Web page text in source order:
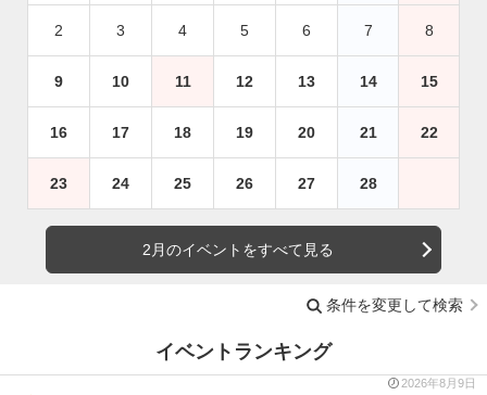
2 3 4 5 6 7 8
9 10 11 12 13 14 15
16 17 18 19 20 21 22
23 24 25 26 27 28
2月のイベントをすべて見る
条件を変更して検索
イベントランキング
2026年8月9日